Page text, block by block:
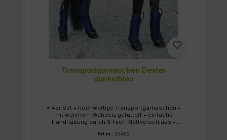
Transportgamaschen Dexter
dunkelblau
• 4er Set • hochwertige Transportgamaschen •
mit weichem Webpelz gefüttert • einfache
Handhabung durch 3-fach Klettverschluss •
Füllung aus hochverdichtetem Schaumstoff •
Art.nr.: 32452